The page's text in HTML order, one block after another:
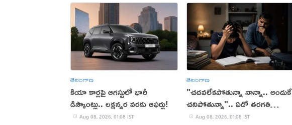
తెలంగాణ
కియా కార్లపై ఆగస్టులో భారీ
డిస్కౌంట్లు.. లక్షన్నర వరకు ఆఫర్లు!
Aug 08, 2026, 01:08 IST
తెలంగాణ
"చదవలేకపోతున్నా నాన్నా.. అందుకే
చనిపోతున్నా".. ఏడో తరగతి
బాలుడు సూసైడ్
Aug 08, 2026, 01:08 IST